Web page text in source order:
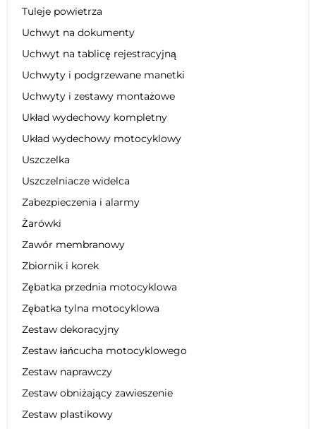
Tuleje powietrza
Uchwyt na dokumenty
Uchwyt na tablicę rejestracyjną
Uchwyty i podgrzewane manetki
Uchwyty i zestawy montażowe
Układ wydechowy kompletny
Układ wydechowy motocyklowy
Uszczelka
Uszczelniacze widelca
Zabezpieczenia i alarmy
Żarówki
Zawór membranowy
Zbiornik i korek
Zębatka przednia motocyklowa
Zębatka tylna motocyklowa
Zestaw dekoracyjny
Zestaw łańcucha motocyklowego
Zestaw naprawczy
Zestaw obniżający zawieszenie
Zestaw plastikowy